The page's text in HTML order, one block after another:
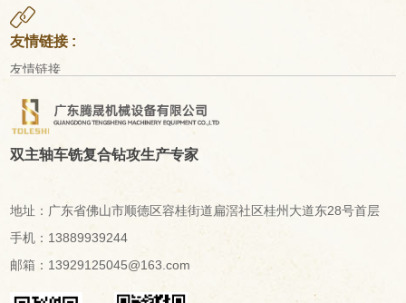
友情链接 :
友情链接
双主轴车铣复合钻攻生产专家
地址：广东省佛山市顺德区容桂街道扁滘社区桂州大道东28号首层
手机：13889939244
邮箱：13929125045@163.com